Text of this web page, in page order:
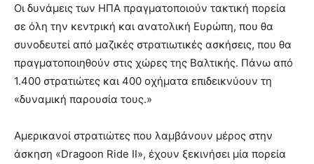
Οι δυνάμεις των ΗΠΑ πραγματοποιούν τακτική πορεία
σε όλη την κεντρική και ανατολική Ευρώπη, που θα
συνοδευτεί από μαζικές στρατιωτικές ασκήσεις, που θα
πραγματοποιηθούν στις χώρες της Βαλτικής. Πάνω από
1.400 στρατιώτες και 400 οχήματα επιδεικνύουν τη
«δυναμική παρουσία τους.»
Αμερικανοί στρατιώτες που λαμβάνουν μέρος στην
άσκηση «Dragoon Ride II», έχουν ξεκινήσει μία πορεία